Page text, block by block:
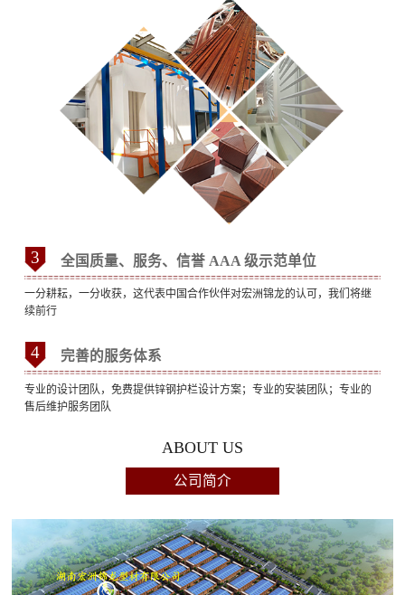
3 全国质量、服务、信誉 AAA 级示范单位
一分耕耘，一分收获，这代表中国合作伙伴对宏洲锦龙的认可，我们将继
续前行
4 完善的服务体系
专业的设计团队，免费提供锌钢护栏设计方案；专业的安装团队；专业的
售后维护服务团队
ABOUT US
公司简介